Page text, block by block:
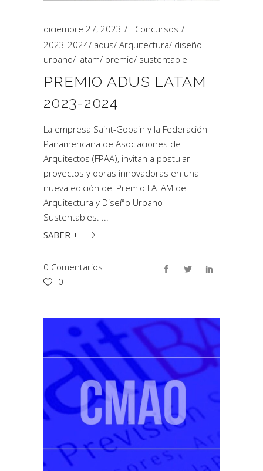
diciembre 27, 2023
Concursos
2023-2024/ adus/ Arquitectura/ diseño
urbano/ latam/ premio/ sustentable
PREMIO ADUS LATAM
2023-2024
La empresa Saint-Gobain y la Federación
Panamericana de Asociaciones de
Arquitectos (FPAA), invitan a postular
proyectos y obras innovadoras en una
nueva edición del Premio LATAM de
Arquitectura y Diseño Urbano
Sustentables.
SABER +
0 Comentarios
0